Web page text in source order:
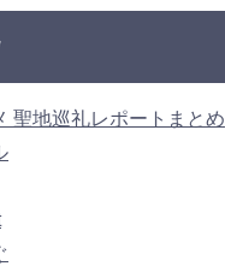
聖地巡礼レポートまとめ